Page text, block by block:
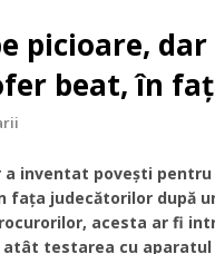
picioare,
beat, în
a inventat poveşti
fața judecătorilor după
acesta ar fi
testarea cu